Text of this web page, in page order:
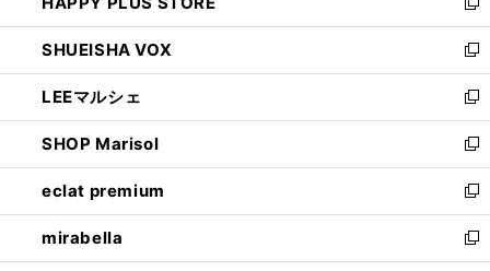
ド
ウ
で
開
く
ィ
ン
ド
ウ
で
開
く
い
ウ
ィ
ン
ド
ウ
で
開
く
新
し
い
ウ
ィ
ン
ド
ウ
で
開
く
SHUEISHA VOX
新
し
い
ウ
ィ
ン
ド
ウ
で
開
LEEマルシェ
新
し
い
ウ
ィ
ン
ド
ウ
SHOP Marisol
新
し
い
ウ
ィ
ン
eclat premium
新
し
い
ウ
mirabella
新
し